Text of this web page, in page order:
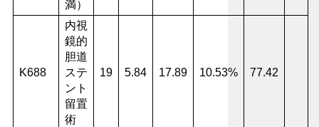
満）
K688
内視
鏡的
胆道
ステ
ント
留置
術
19 5.84 17.89 10.53% 77.42